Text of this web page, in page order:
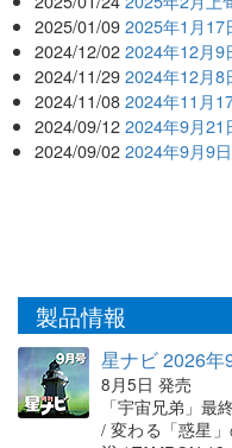
2025/01/09 2025年1月17
2024/12/02 2024年12月9
2024/11/29 2024年12月8
2024/11/08 2024年11月
2024/09/12 2024年9月21
2024/09/02 2024年9月9
製品情報
星ナビ 2026年
8月5日 発売
「宇宙兄弟」最
/ 変わる「惑星